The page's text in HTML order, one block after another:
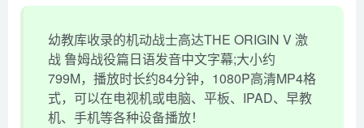
幼教库收录的机动战士高达THE ORIGIN V 激
战 鲁姆战役篇日语发音中文字幕;大小约
799M，播放时长约84分钟，1080P高清MP4格
式，可以在电视机或电脑、平板、IPAD、早教
机、手机等各种设备播放！